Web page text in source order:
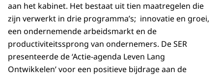
aan het kabinet. Het bestaat uit tien maatregelen die
zijn verwerkt in drie programma’s; innovatie en groei,
een ondernemende arbeidsmarkt en de
productiviteitssprong van ondernemers. De SER
presenteerde de ‘Actie-agenda Leven Lang
Ontwikkelen’ voor een positieve bijdrage aan de